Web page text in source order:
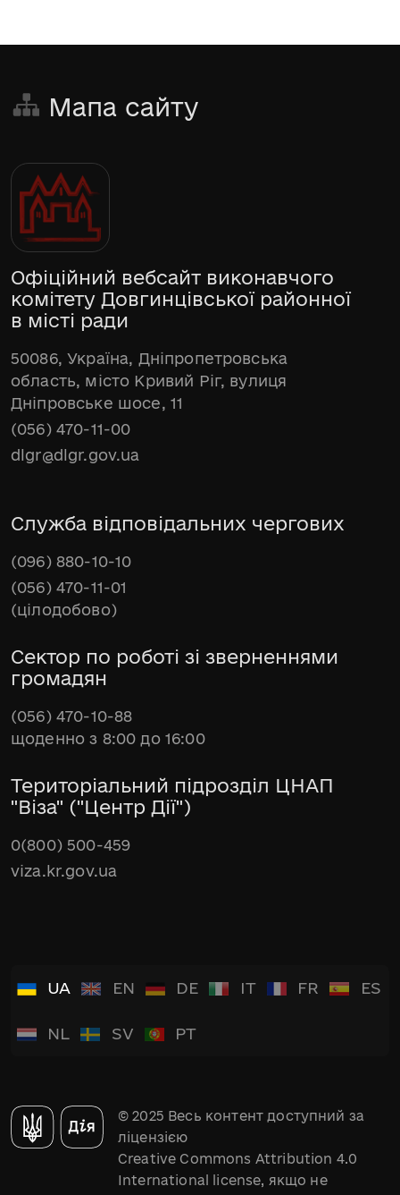
Мапа сайту
Офіційний вебсайт виконавчого
комітету Довгинцівської районної
в місті ради
50086, Україна, Дніпропетровська
область, місто Кривий Ріг, вулиця
Дніпровське шосе, 11
(056) 470-11-00
dlgr@dlgr.gov.ua
Служба відповідальних чергових
(096) 880-10-10
(056) 470-11-01
(цілодобово)
Сектор по роботі зі зверненнями
громадян
(056) 470-10-88
щоденно з 8:00 до 16:00
Територіальний підрозділ ЦНАП
"Віза" ("Центр Дії")
0(800) 500-459
viza.kr.gov.ua
UA EN DE IT FR ES
NL SV PT
© 2025 Весь контент доступний за
ліцензією
Creative Commons Attribution 4.0
International license, якщо не